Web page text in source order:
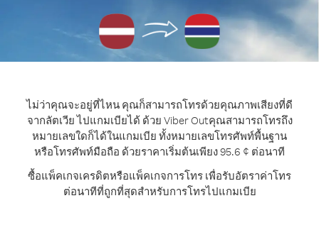
ไม่ว่าคุณจะอยู่ที่ไหน คุณก็สามารถโทรด้วยคุณภาพเสียงที่ดี
จากลัตเวีย ไปแกมเบียได้ ด้วย Viber Outคุณสามารถโทรถึง
หมายเลขใดก็ได้ในแกมเบีย ทั้งหมายเลขโทรศัพท์พื้นฐาน
หรือโทรศัพท์มือถือ ด้วยราคาเริ่มต้นเพียง 95.6 ¢ ต่อนาที
ซื้อแพ็คเกจเครดิตหรือแพ็คเกจการโทร เพื่อรับอัตราค่าโทร
ต่อนาทีที่ถูกที่สุดสำหรับการโทรไปแกมเบีย